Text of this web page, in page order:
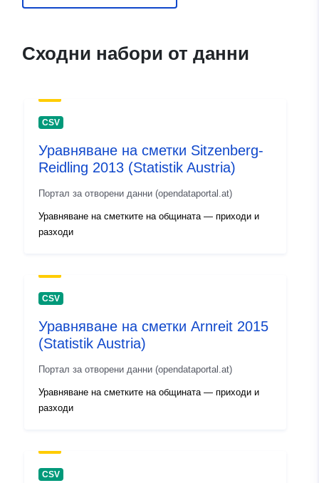
Сходни набори от данни
CSV
Уравняване на сметки Sitzenberg-
Reidling 2013 (Statistik Austria)
Портал за отворени данни (opendataportal.at)
Уравняване на сметките на общината — приходи и
разходи
CSV
Уравняване на сметки Arnreit 2015
(Statistik Austria)
Портал за отворени данни (opendataportal.at)
Уравняване на сметките на общината — приходи и
разходи
CSV